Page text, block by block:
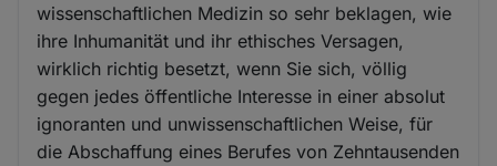
wissenschaftlichen Medizin so sehr beklagen, wie
ihre Inhumanität und ihr ethisches Versagen,
wirklich richtig besetzt, wenn Sie sich, völlig
gegen jedes öffentliche Interesse in einer absolut
ignoranten und unwissenschaftlichen Weise, für
die Abschaffung eines Berufes von Zehntausenden